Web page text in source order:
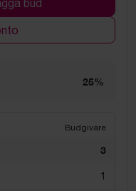
bud
25%
Budgivare
3
1